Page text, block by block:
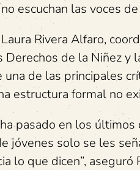
escuchan las voces
Rivera Alfaro,
Derechos de la Niñez y
una de las principales
estructura formal no
pasado en los
jóvenes solo se les
lo que dicen”, aseguró